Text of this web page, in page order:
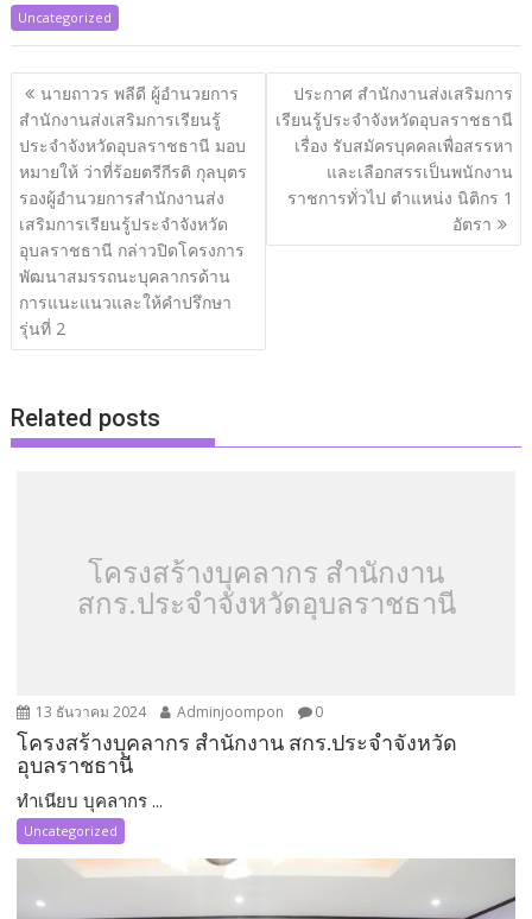
Uncategorized
แนะแนว
เรื่อง
นายถาวร พลีดี ผู้อำนวยการ
สำนักงานส่งเสริมการเรียนรู้
ประจำจังหวัดอุบลราชธานี มอบ
หมายให้ ว่าที่ร้อยตรีกีรติ กุลบุตร
รองผู้อำนวยการสำนักงานส่ง
เสริมการเรียนรู้ประจำจังหวัด
อุบลราชธานี กล่าวปิดโครงการ
พัฒนาสมรรถนะบุคลากรด้าน
การแนะแนวและให้คำปรึกษา
รุ่นที่ 2
ประกาศ สำนักงานส่งเสริมการ
เรียนรู้ประจำจังหวัดอุบลราชธานี
เรื่อง รับสมัครบุคคลเพื่อสรรหา
และเลือกสรรเป็นพนักงาน
ราชการทั่วไป ตำแหน่ง นิติกร 1
อัตรา
Related posts
โครงสร้างบุคลากร สำนักงาน
สกร.ประจำจังหวัดอุบลราชธานี
13 ธันวาคม 2024 Adminjoompon 0
โครงสร้างบุคลากร สำนักงาน สกร.ประจำจังหวัด
อุบลราชธานี
ทำเนียบ บุคลากร ...
Uncategorized